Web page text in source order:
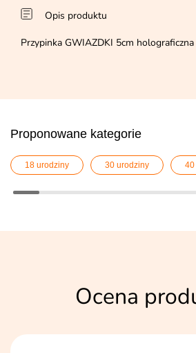
Opis produktu
Przypinka GWIAZDKI 5cm holograficzna
Proponowane kategorie
18 urodziny 30 urodziny 40
Ocena